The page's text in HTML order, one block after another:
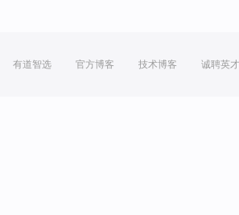
有道智选 官方博客 技术博客 诚聘英才